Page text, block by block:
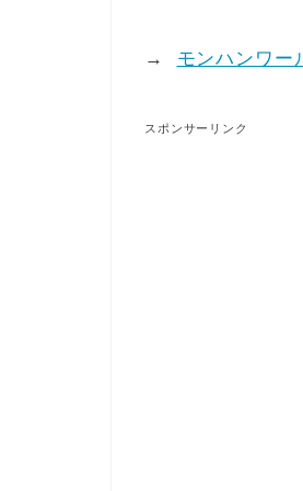
→ モンハンワー
スポンサーリンク